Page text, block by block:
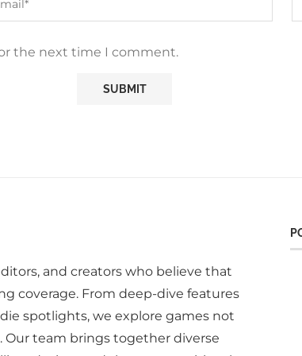
the next time I comment.
and creators who believe that
coverage. From deep-dive features
spotlights, we explore games not
Our team brings together diverse